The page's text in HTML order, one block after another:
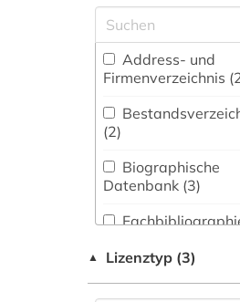
Buch- und
Bibliothekswesen,
Medien- und
(16)
Romanistik (1)
digitale noten (1)
englisch (1)
fernsehen (1)
hispanistik (1)
iberoromanistik (1)
kantate (1)
kind (1)
Address- und
Firmenverzeichnis
(2)
Biographische
Datenbank (3)
▲ Lizenztyp (3)